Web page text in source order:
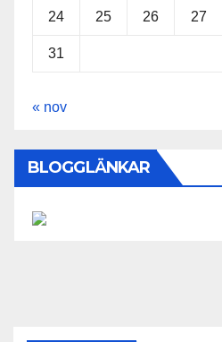
24 25 26 27
31
« nov
BLOGGLÄNKAR